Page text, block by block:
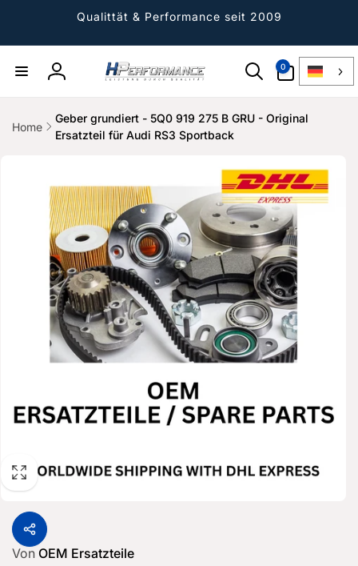
Qualittät & Performance seit 2009
Einloggen
0
Artikel
Home
Geber grundiert - 5Q0 919 275 B GRU - Original
Ersatzteil für Audi RS3 Sportback
Von OEM Ersatzteile